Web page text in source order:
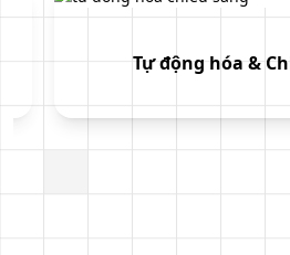
Tự động hóa &